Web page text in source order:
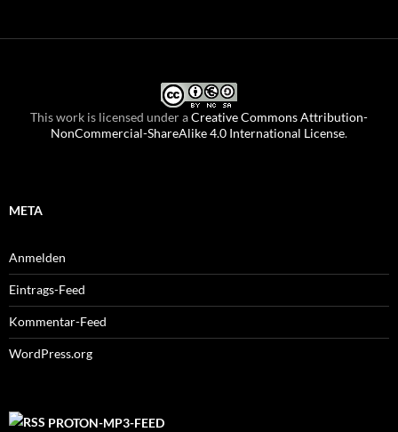
This work is licensed under aCreative Commons Attribution-
NonCommercial-ShareAlike 4.0 International License.
META
Anmelden
Eintrags-Feed
Kommentar-Feed
WordPress.org
PROTON-MP3-FEED